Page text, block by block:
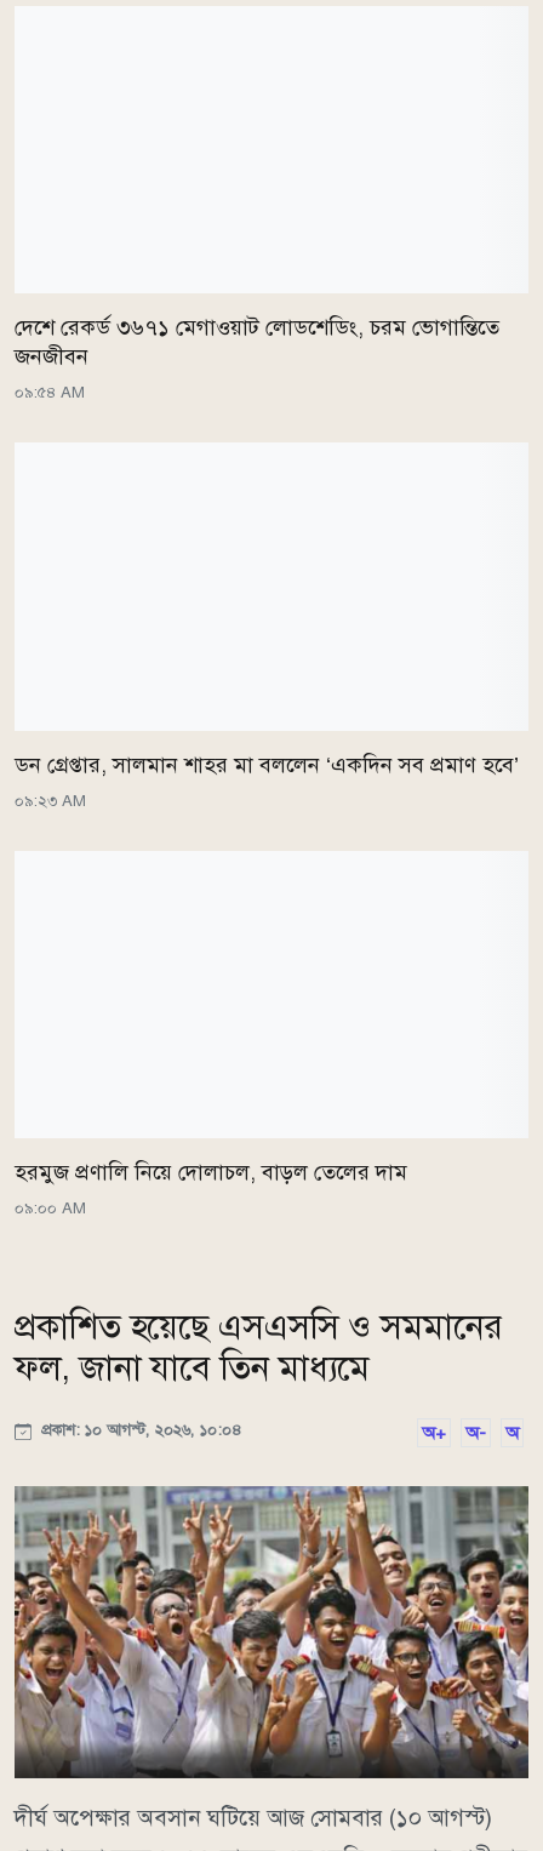
দেশে রেকর্ড ৩৬৭১ মেগাওয়াট লোডশেডিং, চরম ভোগান্তিতে
জনজীবন
০৯:৫৪ AM
ডন গ্রেপ্তার, সালমান শাহর মা বললেন ‘একদিন সব প্রমাণ হবে’
০৯:২৩ AM
হরমুজ প্রণালি নিয়ে দোলাচল, বাড়ল তেলের দাম
০৯:০০ AM
প্রকাশিত হয়েছে এসএসসি ও সমমানের
ফল, জানা যাবে তিন মাধ্যমে
প্রকাশ: ১০ আগস্ট, ২০২৬, ১০:০৪ অ+ অ- অ
দীর্ঘ অপেক্ষার অবসান ঘটিয়ে আজ সোমবার (১০ আগস্ট)